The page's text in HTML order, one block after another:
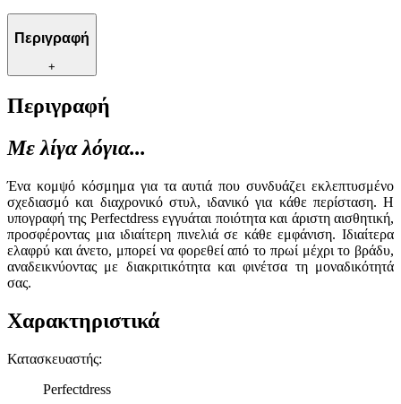
Περιγραφή
+
Περιγραφή
Με λίγα λόγια...
Ένα κομψό κόσμημα για τα αυτιά που συνδυάζει εκλεπτυσμένο
σχεδιασμό και διαχρονικό στυλ, ιδανικό για κάθε περίσταση. Η
υπογραφή της Perfectdress εγγυάται ποιότητα και άριστη αισθητική,
προσφέροντας μια ιδιαίτερη πινελιά σε κάθε εμφάνιση. Ιδιαίτερα
ελαφρύ και άνετο, μπορεί να φορεθεί από το πρωί μέχρι το βράδυ,
αναδεικνύοντας με διακριτικότητα και φινέτσα τη μοναδικότητά
σας.
Χαρακτηριστικά
Κατασκευαστής:
Perfectdress